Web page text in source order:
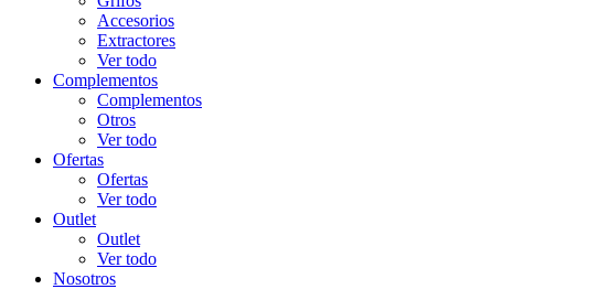
Accesorios
Extractores
Ver todo
Complementos
Complementos
Otros
Ver todo
Ofertas
Ofertas
Ver todo
Outlet
Outlet
Ver todo
Nosotros